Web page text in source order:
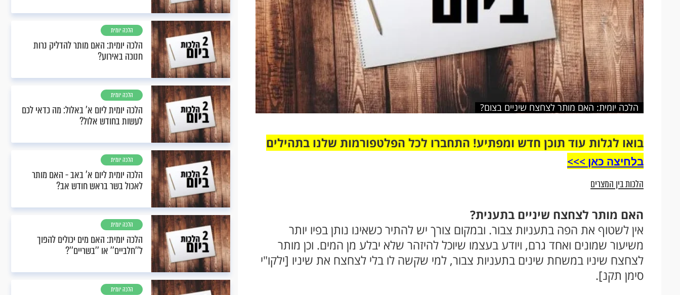
הלכה יומית: האם מותר לצחצח שיניים בצום?
בואו לגלות עוד תוכן חדש ומפתיע! התחברו לכל הפלטפורמות שלנו בתהילים
בלחיצה כאן >>>​
הלכות בין המצרים
האם מותר לצחצח שיניים בתענית?
אין לשטוף את הפה בתעניות צבור. ובמקום צורך יש להתיר כשאינו נותן בפיו יותר
משיעור שמונים ואחד גרם, ויודע בעצמו שיוכל להיזהר שלא יבלע מן המים. וכן מותר
לצחצח שיניו במשחת שינים בתעניות צבור, למי שקשה לו בלי לצחצח את שיניו [ילקו"י
סימן תקנ].
הלכה יומית
הלכה יומית: האם מותר להדליק נרות
חנוכה באירוע?
הלכה יומית
הלכה יומית ליום א' באלול: מה כדאי לכם
לעשות בחודש אלול?
הלכה יומית
הלכה יומית ליום א’ באב - האם מותר
לאכול בשר בראש חודש אב?
הלכה יומית
הלכה יומית: האם מים יכולים להפוך
ל''חלביים'' או ''בשריים''?
הלכה יומית